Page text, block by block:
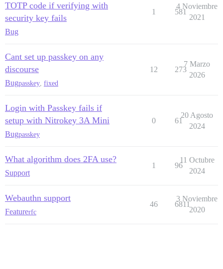
TOTP code if verifying with
security key fails
Bug
1 581
4 Noviembre
2021
Cant set up passkey on any
discourse
Bugpasskey fixed
12 273
7 Marzo
2026
Login with Passkey fails if
setup with Nitrokey 3A Mini
Bugpasskey
0 61
20 Agosto
2024
What algorithm does 2FA use?
Support
1 96
11 Octubre
2024
Webauthn support
Featurerfc
46 6811
3 Noviembre
2020